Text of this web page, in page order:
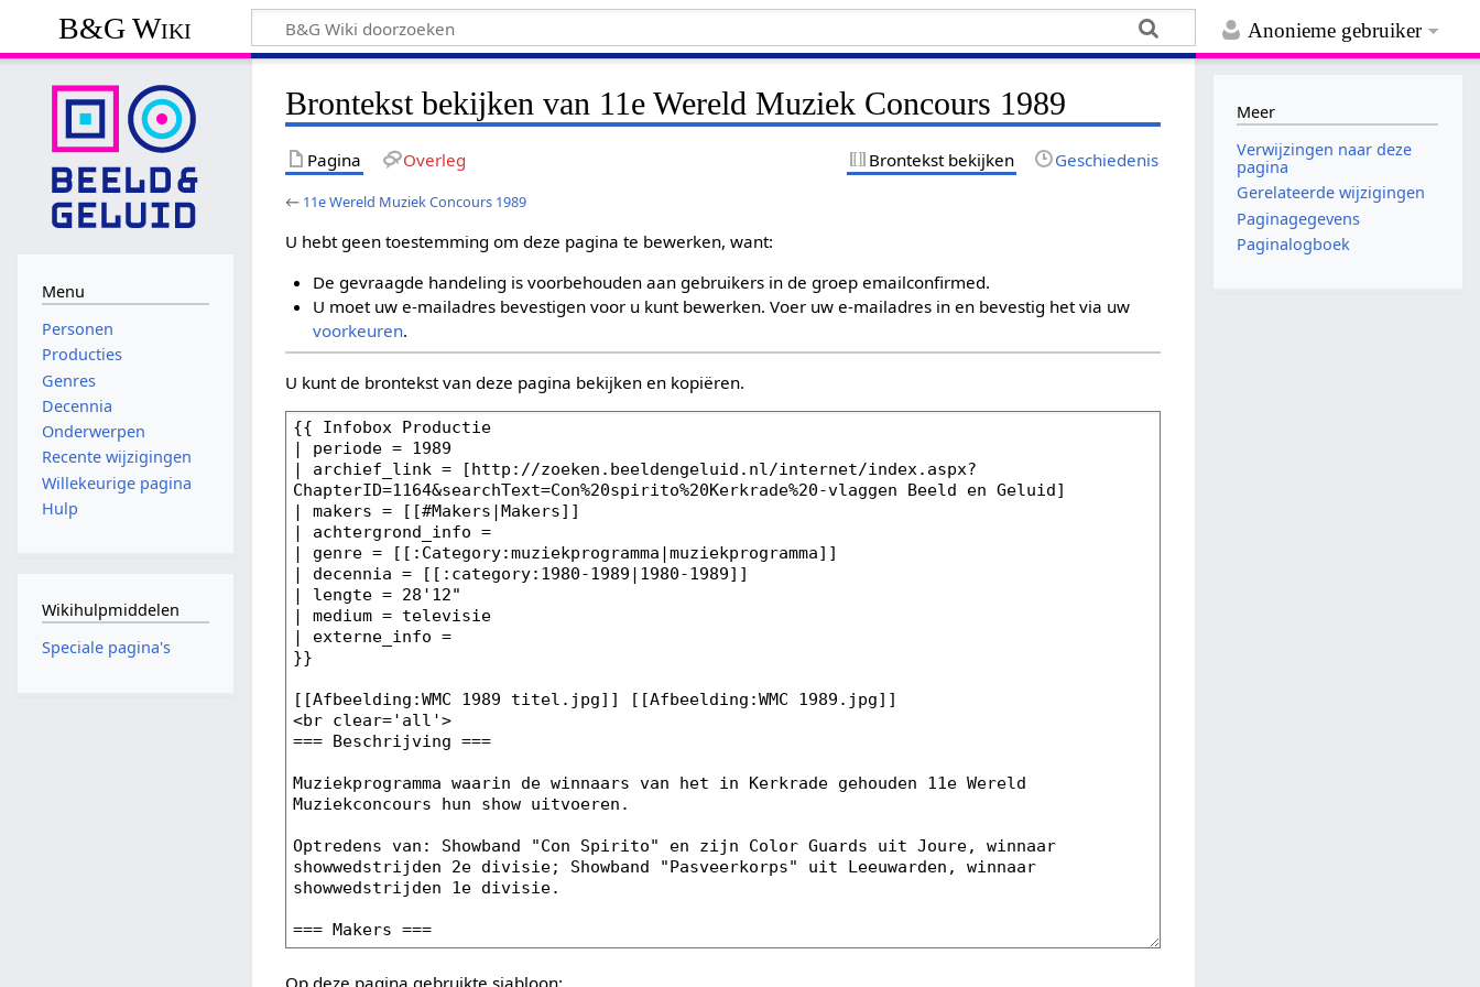
Anonieme gebruiker
B&G Wiki
Brontekst bekijken van 11e Wereld Muziek Concours 1989
Pagina Overleg Brontekst bekijken Geschiedenis
← 11e Wereld Muziek Concours 1989
U hebt geen toestemming om deze pagina te bewerken, want:
De gevraagde handeling is voorbehouden aan gebruikers in de groep emailconfirmed.
U moet uw e-mailadres bevestigen voor u kunt bewerken. Voer uw e-mailadres in en bevestig het via uw
voorkeuren.
U kunt de brontekst van deze pagina bekijken en kopiëren.
Op deze pagina gebruikte sjabloon:
Menu
Personen
Producties
Genres
Decennia
Onderwerpen
Recente wijzigingen
Willekeurige pagina
Hulp
Wikihulpmiddelen
Speciale pagina's
Meer
Verwijzingen naar deze
pagina
Gerelateerde wijzigingen
Paginagegevens
Paginalogboek